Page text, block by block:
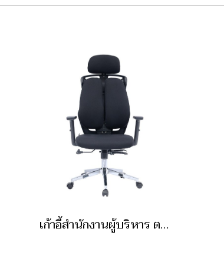
เก้าอี้สำนักงานผู้บริหาร ตาข่าย พนักพิงสูง